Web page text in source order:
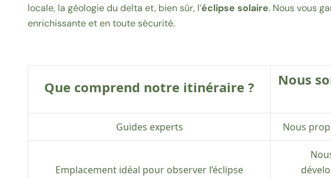
locale, la géologie du delta et, bien sûr, l’éclipse solaire. Nous vous
enrichissante et en toute sécurité.
Que comprend notre itinéraire ?
Nous
Guides experts Nous
Emplacement idéal pour observer l’éclipse